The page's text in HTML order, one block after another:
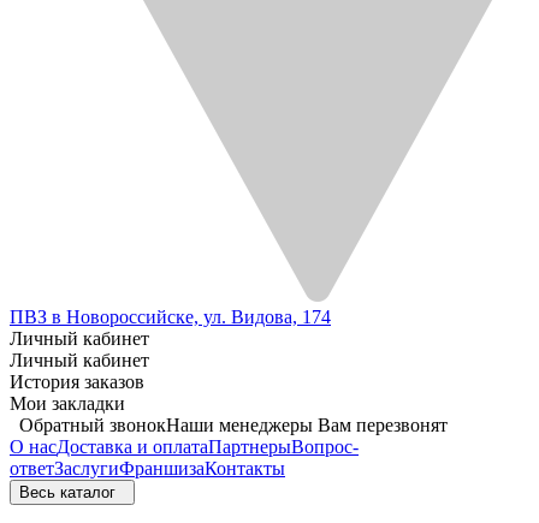
ПВЗ в Новороссийске, ул. Видова, 174
Личный кабинет
Личный кабинет
История заказов
Мои закладки
Обратный звонокНаши менеджеры Вам перезвонят
О насДоставка и оплатаПартнерыВопрос-
ответЗаслугиФраншизаКонтакты
Весь каталог